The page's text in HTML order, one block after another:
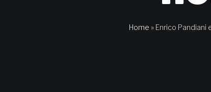
Home » Enrico Pandiani